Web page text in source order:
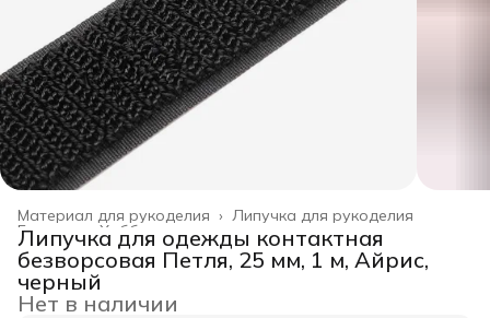
Липучка для рукоделия
Материал для рукоделия ›
Хобби и творчество ›
Главная ›
Липучка для одежды контактная
безворсовая Петля, 25 мм, 1 м, Айрис,
черный
Нет в наличии